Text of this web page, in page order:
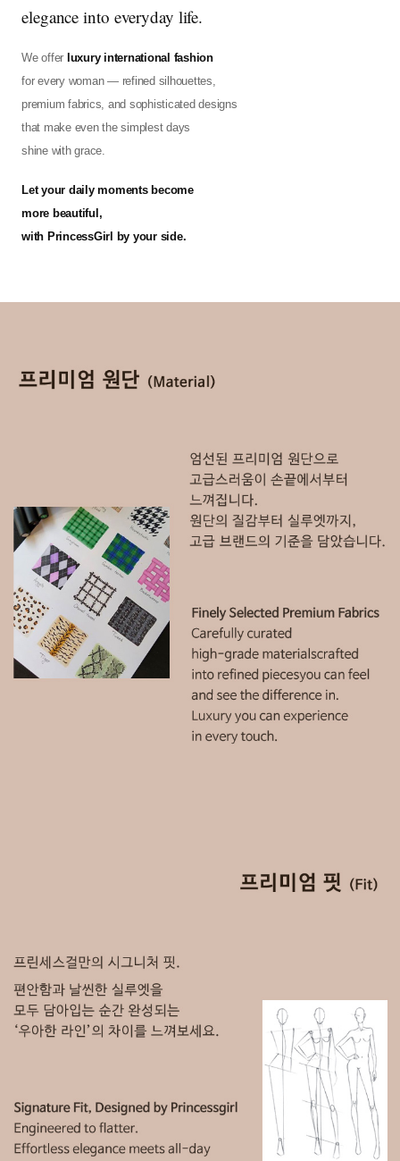
elegance into everyday life.
We offer luxury international fashion
for every woman — refined silhouettes,
premium fabrics, and sophisticated designs
that make even the simplest days
shine with grace.
Let your daily moments become
more beautiful,
with PrincessGirl by your side.